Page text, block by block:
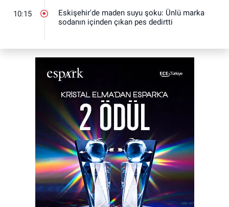
10:15
Eskişehir'de maden suyu şoku: Ünlü marka
sodanın içinden çıkan pes dedirtti